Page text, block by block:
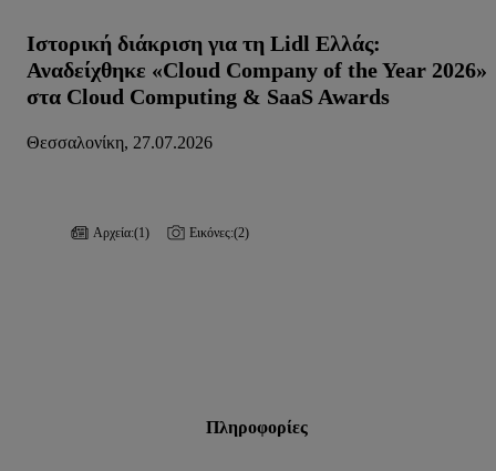
Ιστορική διάκριση για τη Lidl Ελλάς:
Αναδείχθηκε «Cloud Company of the Year 2026»
στα Cloud Computing & SaaS Awards
Θεσσαλονίκη, 27.07.2026
Αρχεία:(1) Εικόνες:(2)
Πληροφορίες